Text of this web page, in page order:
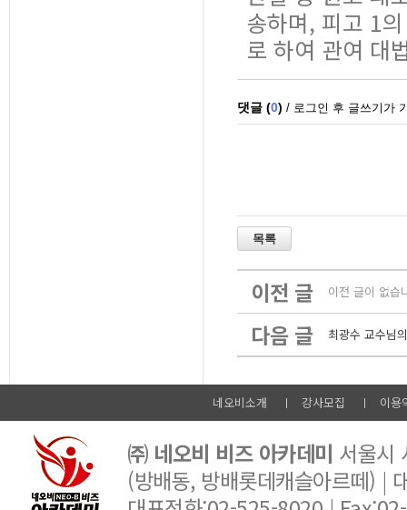
송하며, 피고 1
로 하여 관여 대
이전 글 이전 글이 없습
다음 글 최광수 교수님
네오비소개 강사모집 이용
㈜ 네오비 비즈 아카데미 서울시
(방배동, 방배롯데캐슬아르떼) |